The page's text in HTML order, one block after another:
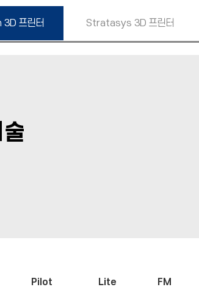
3D 프린터 Stratasys 3D 프린터
Pilot Lite FM